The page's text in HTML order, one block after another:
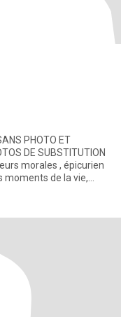
PHOTO ET
DE SUBSTITUTION
morales , épicurien
moments de la vie,